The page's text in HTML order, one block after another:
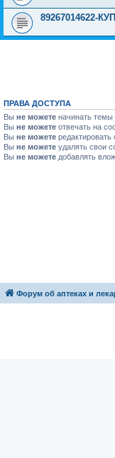
89267014622-
ПРАВА ДОСТУПА
Вы не можете начинать темы
Вы не можете отвечать на
Вы не можете
Вы не можете удалять свои
Вы не можете добавлять
Форум об аптеках и